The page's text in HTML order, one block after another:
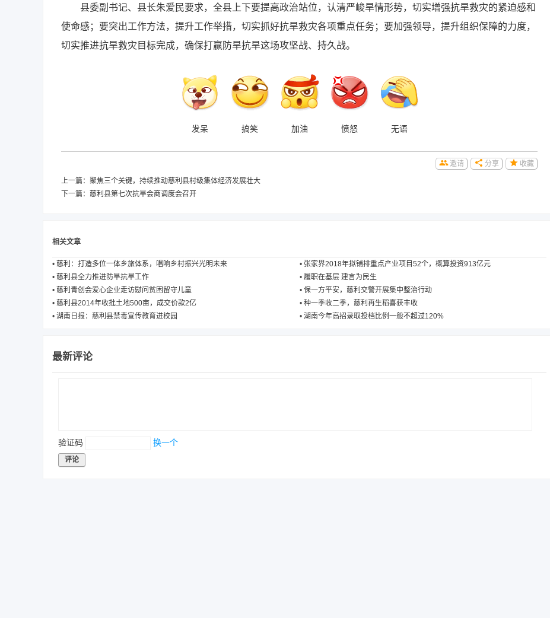
县委副书记、县长朱爱民要求，全县上下要提高政治站位，认清严峻旱情形势，切实增强抗旱救灾的紧迫感和
使命感；要突出工作方法，提升工作举措，切实抓好抗旱救灾各项重点任务；要加强领导，提升组织保障的力度，
切实推进抗旱救灾目标完成，确保打赢防旱抗旱这场攻坚战、持久战。
发呆 搞笑 加油 愤怒 无语
收藏
分享
邀请
上一篇： 聚焦三个关键，持续推动慈利县村级集体经济发展壮大
下一篇： 慈利县第七次抗旱会商调度会召开
相关文章
• 慈利：打造多位一体乡旅体系，唱响乡村振兴光明未来 • 张家界2018年拟铺排重点产业项目52个，概算投资913亿元
• 慈利县全力推进防旱抗旱工作 • 履职在基层 建言为民生
• 慈利青创会爱心企业走访慰问贫困留守儿童 • 保一方平安，慈利交警开展集中整治行动
• 慈利县2014年收批土地500亩，成交价款2亿 • 种一季收二季，慈利再生稻喜获丰收
• 湖南日报：慈利县禁毒宣传教育进校园 • 湖南今年高招录取投档比例一般不超过120%
最新评论
验证码 换一个
评论